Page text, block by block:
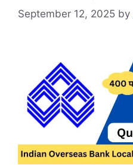
September 12, 2025 by